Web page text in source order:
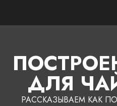
ДЛЯ
РАССКАЗЫВАЕМ КАК